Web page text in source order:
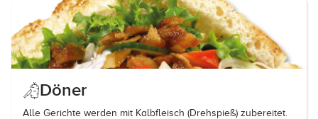
Döner
Alle Gerichte werden mit Kalbfleisch (Drehspieß) zubereitet.